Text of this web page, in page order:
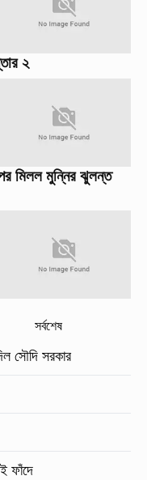
২
মিলল মুন্নির ঝুলন্ত
সর্বশেষ
সৌদি সরকার
ফাঁদে